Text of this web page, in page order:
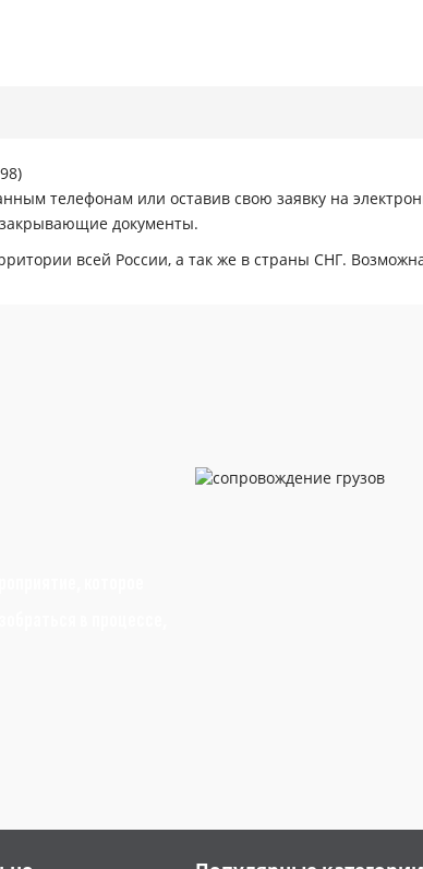
телефонам или оставив свою заявку на
документы.
всей России, а так же в страны СНГ.